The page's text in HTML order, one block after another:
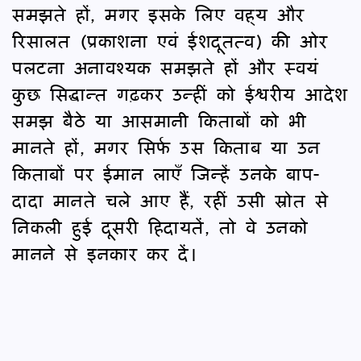
समझते हों, मगर इसके लिए वह्‌य और
रिसालत (प्रकाशना एवं ईशदूतत्व) की ओर
पलटना अनावश्यक समझते हों और स्वयं
कुछ सिद्धान्त गढ़कर उन्हीं को ईश्वरीय आदेश
समझ बैठे या आसमानी किताबों को भी
मानते हों, मगर सिर्फ उस किताब या उन
किताबों पर ईमान लाएँ जिन्हें उनके बाप-
दादा मानते चले आए हैं, रहीं उसी स्रोत से
निकली हुई दूसरी हिदायतें, तो वे उनको
मानने से इनकार कर दें।